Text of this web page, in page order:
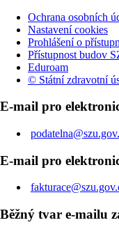
Ochrana osobních
Nastavení cookies
Prohlášení o
Přístupnost budov
Eduroam
© Státní zdravotní
E-mail pro
E-mail pro
Běžný tvar e-mailu